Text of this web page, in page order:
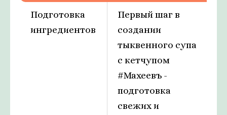
Подготовка
ингредиентов
Первый шаг в
создании
тыквенного супа
с кетчупом
#Махеевъ -
подготовка
свежих и